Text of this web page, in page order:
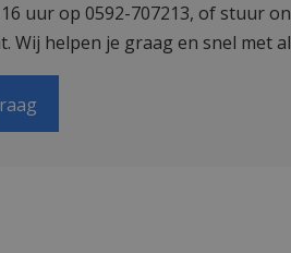
uur op 0592-707213, of stuur
Wij helpen je graag en snel met